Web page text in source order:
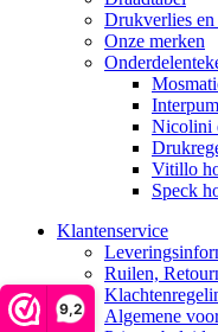
9,2
Drukverlies
Onze merken
Nicolini
Vitillo
Speck
Klantenservice
Ruilen,
Algemene